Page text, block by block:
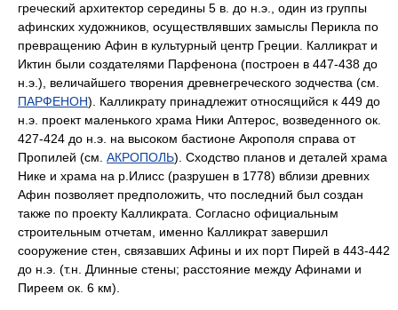
греческий архитектор середины 5 в. до н.э., один из группы
афинских художников, осуществлявших замыслы Перикла по
превращению Афин в культурный центр Греции. Калликрат и
Иктин были создателями Парфенона (построен в 447-438 до
н.э.), величайшего творения древнегреческого зодчества (см.
ПАРФЕНОН). Калликрату принадлежит относящийся к 449 до
н.э. проект маленького храма Ники Аптерос, возведенного ок.
427-424 до н.э. на высоком бастионе Акрополя справа от
Пропилей (см. АКРОПОЛЬ). Сходство планов и деталей храма
Нике и храма на р.Илисс (разрушен в 1778) вблизи древних
Афин позволяет предположить, что последний был создан
также по проекту Калликрата. Согласно официальным
строительным отчетам, именно Калликрат завершил
сооружение стен, связавших Афины и их порт Пирей в 443-442
до н.э. (т.н. Длинные стены; расстояние между Афинами и
Пиреем ок. 6 км).